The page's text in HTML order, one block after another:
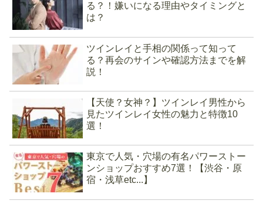
る？！嫌いになる理由やタイミングと
は？
ツインレイと手相の関係って知って
る？再会のサインや確認方法までを解
説！
【天使？女神？】ツインレイ男性から
見たツインレイ女性の魅力と特徴10
選！
東京で人気・穴場の有名パワーストー
ンショップおすすめ7選！【渋谷・原
宿・浅草etc...】